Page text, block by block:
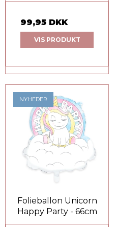
99,95 DKK
VIS PRODUKT
NYHEDER
Folieballon Unicorn
Happy Party - 66cm